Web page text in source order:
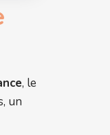
, le
un